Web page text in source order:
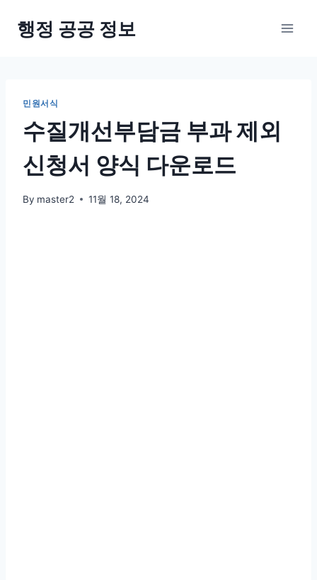
행정 공공 정보
민원서식
수질개선부담금 부과 제외
신청서 양식 다운로드
By master2 11월 18, 2024